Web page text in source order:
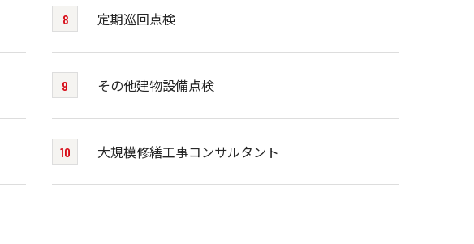
定期巡回点検
その他建物設備点検
大規模修繕工事コンサルタント